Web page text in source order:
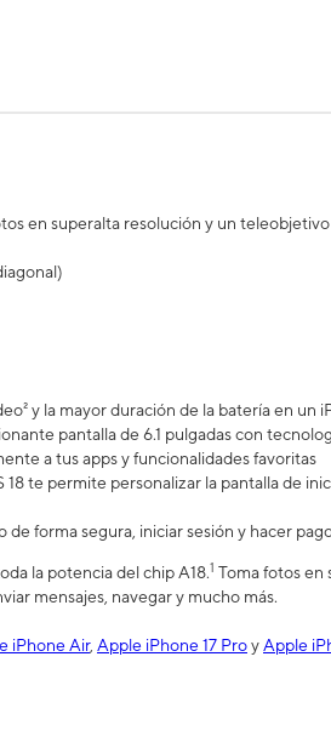
en superalta resolución y un
y la mayor duración de la batería en un
pantalla de 6.1 pulgadas con
a tus apps y funcionalidades favoritas
te permite personalizar la pantalla de
forma segura, iniciar sesión y hacer
la potencia del chip A18.1 Toma fotos en
mensajes, navegar y mucho más.
iPhone Air, Apple iPhone 17 ProyApple